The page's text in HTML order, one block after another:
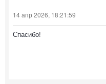
14 апр 2026, 18:21:59
Спасибо!